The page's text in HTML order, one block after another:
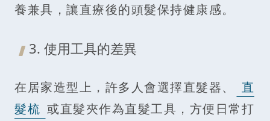
養兼具，讓直療後的頭髮保持健康感。
3. 使用工具的差異
在居家造型上，許多人會選擇直髮器、
直
髮梳 或直髮夾作為直髮工具，方便日常打